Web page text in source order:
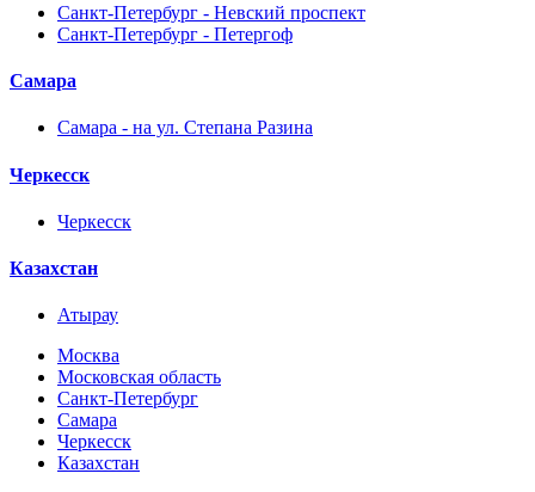
Санкт-Петербург - Невский проспект
Санкт-Петербург - Петергоф
Самара
Самара - на ул. Степана Разина
Черкесск
Черкесск
Казахстан
Атырау
Москва
Московская область
Санкт-Петербург
Самара
Черкесск
Казахстан